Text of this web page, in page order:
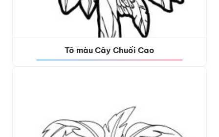
Tô màu Cây Chuối Cao